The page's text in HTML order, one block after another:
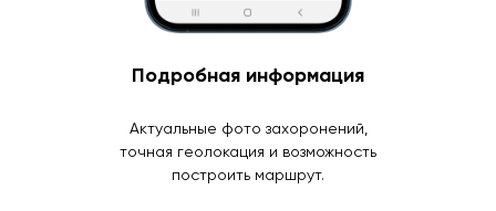
Подробная информация
Актуальные фото захоронений,
точная геолокация и возможность
построить маршрут.